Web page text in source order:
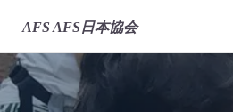
AFS AFS日本協会